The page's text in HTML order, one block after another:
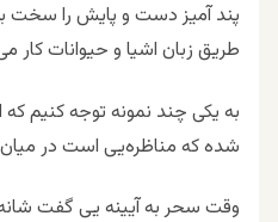
پند آمیز دست و پایش را
طریق زبان اشیا و حیوانات کار
به یکی چند نمونه توجه کنیم که
شده که مناظره‌یی است در میان
وقت سحر به آیینه یی گفت